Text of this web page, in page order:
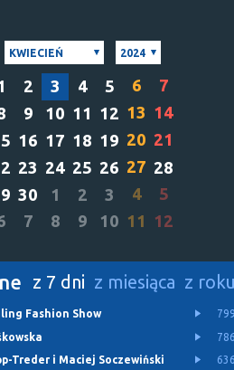
KWIECIEŃ 2024
2 3 4 5 6
7
9 10 11 12 13 14
16 17 18 19 20 21
23 24 25 26 27 28
30 1 2 3 4
5
7 8 9 10 11 12
z 7 dni z miesiąca z
Fashion Show
Treder i Maciej Soczewiński